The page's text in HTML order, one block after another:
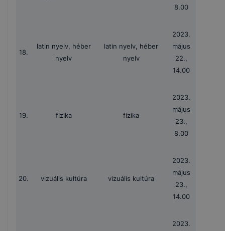
8.00
18.
latin nyelv, héber
nyelv
latin nyelv, héber
nyelv
2023.
május
22.,
14.00
19. fizika fizika
2023.
május
23.,
8.00
20. vizuális kultúra vizuális kultúra
2023.
május
23.,
14.00
2023.